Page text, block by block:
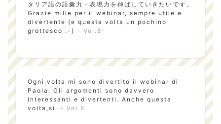
タリア語の語彙力・表現力を伸ばしていきたいです。
Grazie mille per il webinar, sempre utile e
divertente (e questa volta un pochino
grottesco :-) - Vol.8
Ogni volta mi sono divertito il webinar di
Paola. Gli argomenti sono davvero
interessanti e divertenti. Anche questa
volta,sì. - Vol.8